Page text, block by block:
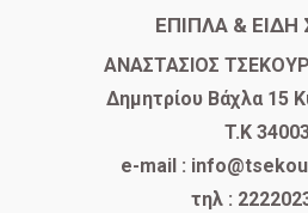
ΕΠΙΠΛΑ & ΕΙΔΗ
​ΑΝΑΣΤΑΣΙΟΣ
Δημητρίου Βάχλα 15
T.K
e-mail :
τηλ :